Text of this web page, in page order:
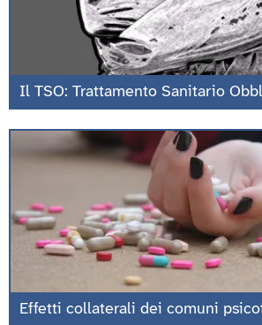
Il TSO: Trattamento Sanitario
Effetti collaterali dei comuni